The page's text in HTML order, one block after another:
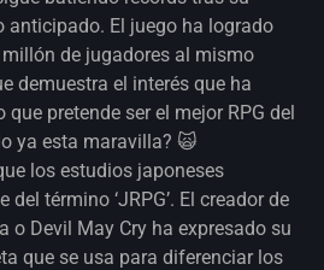
anticipado. El juego ha logrado
de jugadores al mismo
demuestra el interés que ha
pretende ser el mejor RPG del
ya esta maravilla? 🙀
los estudios japoneses
término ‘JRPG’. El creador de
o Devil May Cry ha expresado su
que se usa para diferenciar los